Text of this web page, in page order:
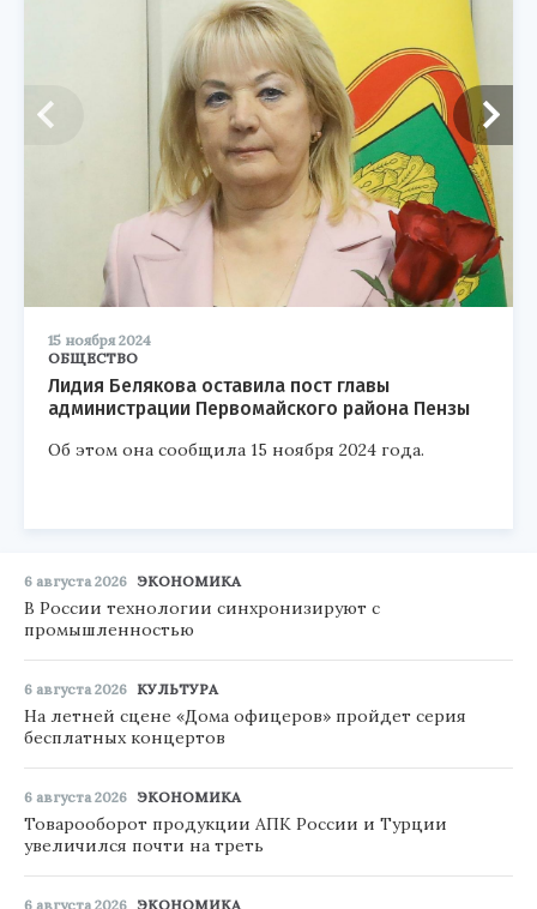
15 ноября 2024
ОБЩЕСТВО
Лидия Белякова оставила пост главы
администрации Первомайского района Пензы
Об этом она сообщила 15 ноября 2024 года.
6 августа 2026 ЭКОНОМИКА
В России технологии синхронизируют с
промышленностью
6 августа 2026 КУЛЬТУРА
На летней сцене «Дома офицеров» пройдет серия
бесплатных концертов
6 августа 2026 ЭКОНОМИКА
Товарооборот продукции АПК России и Турции
увеличился почти на треть
6 августа 2026 ЭКОНОМИКА